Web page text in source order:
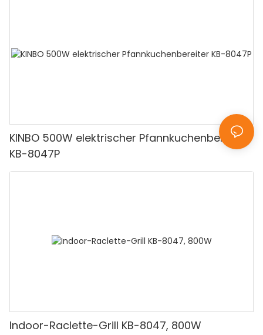
KINBO 500W elektrischer Pfannkuchenbereiter
KB-8047P
Indoor-Raclette-Grill KB-8047, 800W